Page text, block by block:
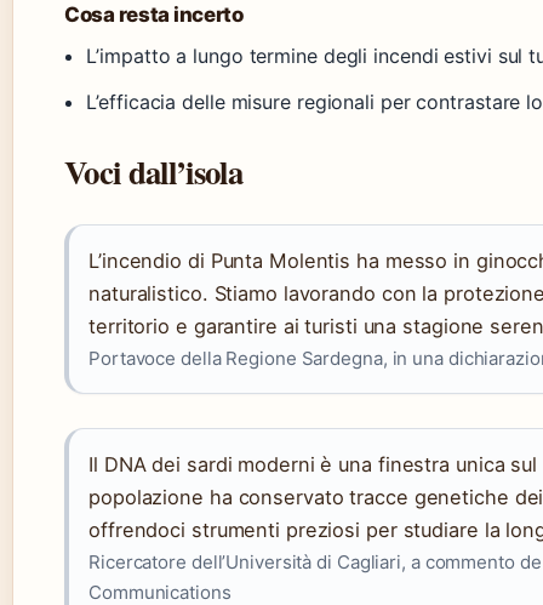
Cosa resta incerto
L’impatto a lungo termine degli incendi estivi sul
L’efficacia delle misure regionali per contrastare
Voci dall’isola
L’incendio di Punta Molentis ha messo in
naturalistico. Stiamo lavorando con la
territorio e garantire ai turisti una stagione
Portavoce della Regione Sardegna, in una
Il DNA dei sardi moderni è una finestra unica sul
popolazione ha conservato tracce genetiche
offrendoci strumenti preziosi per studiare la
Ricercatore dell’Università di Cagliari, a commento
Communications